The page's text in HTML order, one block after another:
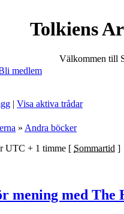
Tolkiens
Välkommen till
medlem
| Visa aktiva trådar
» Andra böcker
UTC + 1 timme [ Sommartid ]
mening med